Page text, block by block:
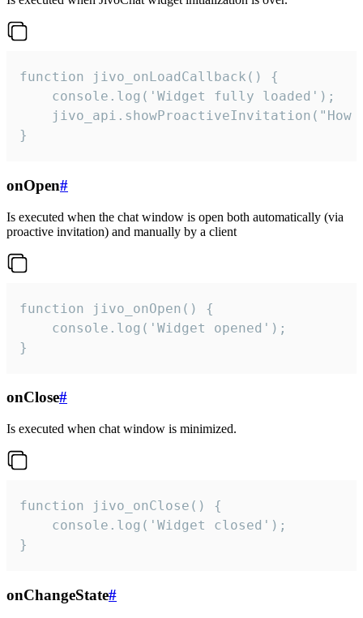
function jivo_onLoadCallback() {
    console.log('Widget fully loaded');
jivo_api.showProactiveInvitation("How
}
onOpen#
Is executed when the chat window is open both automatically (via
proactive invitation) and manually by a client
function jivo_onOpen() {
    console.log('Widget opened');
}
onClose#
Is executed when chat window is minimized.
function jivo_onClose() {
    console.log('Widget closed');
}
onChangeState#